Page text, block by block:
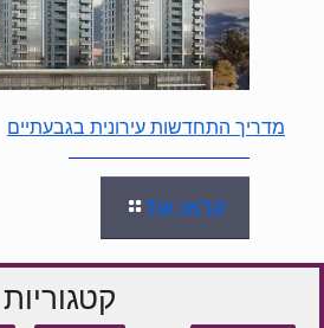
מדריך התחדשות עירונית בגבעתיים
קראו עוד
קטגוריות